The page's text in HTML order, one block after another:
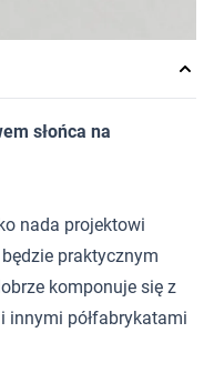
słońca na
nada projektowi
praktycznym
komponuje się z
innymi półfabrykatami